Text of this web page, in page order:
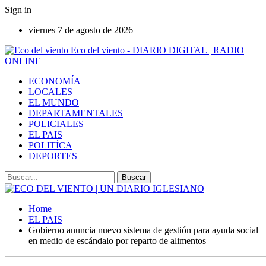
Sign in
viernes 7 de agosto de 2026
Eco del viento - DIARIO DIGITAL | RADIO
ONLINE
ECONOMÍA
LOCALES
EL MUNDO
DEPARTAMENTALES
POLICIALES
EL PAIS
POLITÍCA
DEPORTES
Home
EL PAIS
Gobierno anuncia nuevo sistema de gestión para ayuda social
en medio de escándalo por reparto de alimentos